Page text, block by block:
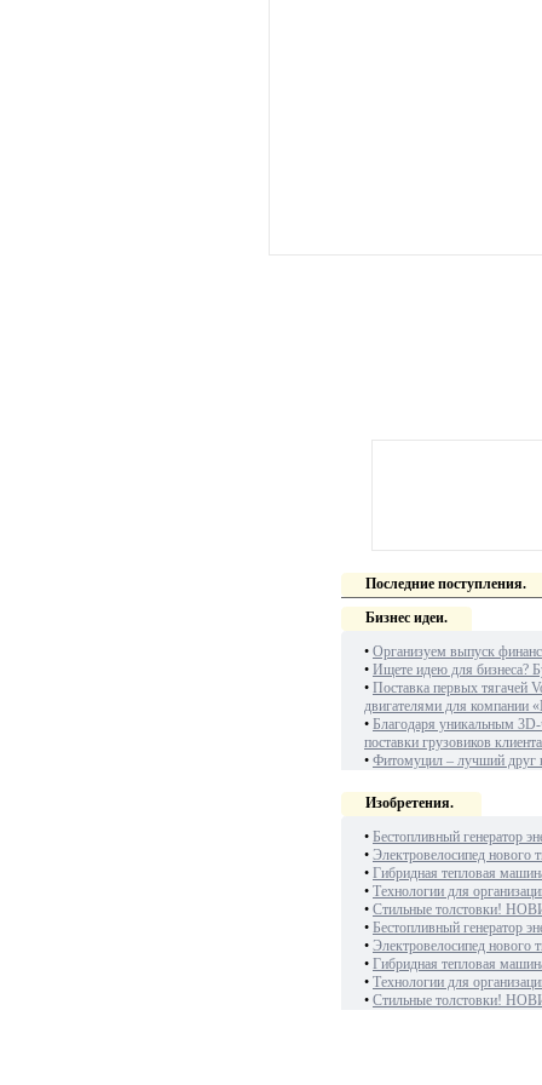
Последние поступления.
Бизнес идеи.
• Организуем выпуск
• Ищете идею для бизнеса?
• Поставка первых тягачей
двигателями для компании
• Благодаря уникальным
поставки грузовиков
• Фитомуцил – лучший друг
Изобретения.
• Бестопливный генератор
• Электровелосипед нового
• Гибридная тепловая
• Технологии для
• Стильные толстовки!
• Бестопливный генератор
• Электровелосипед нового
• Гибридная тепловая
• Технологии для
• Стильные толстовки!